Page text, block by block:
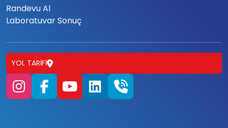
Randevu Al
Laboratuvar Sonuç
YOL TARIFI